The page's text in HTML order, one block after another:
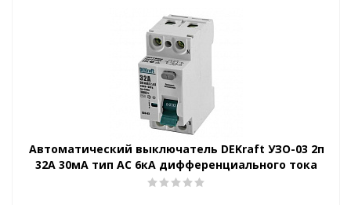
Автоматический выключатель DEKraft УЗО-03 2п
32А 30мА тип AC 6кА дифференциального тока